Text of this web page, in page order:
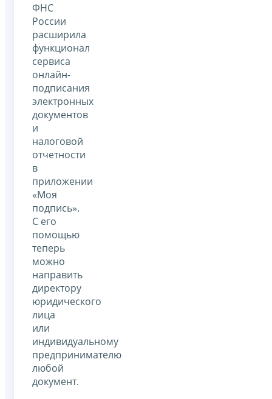
ФНС
России
расширила
функционал
сервиса
онлайн-
подписания
электронных
документов
и
налоговой
отчетности
в
приложении
«Моя
подпись».
С его
помощью
теперь
можно
направить
директору
юридического
лица
или
индивидуальному
предпринимателю
любой
документ.